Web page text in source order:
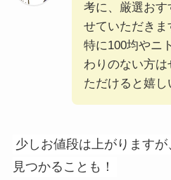
考に、厳選おす
せていただきま
特に100均やニ
わりのない方
ただけると嬉し
少しお値段は上がります
見つかることも！